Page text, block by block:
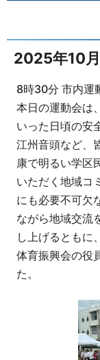
2025年10
8時30分 市内運
本日の運動会は
いった日頃の安
江州音頭など、
康で明るい学区
いただく地域コ
にも必要不可欠
ながら地域交流
し上げるともに
体育振興会の役
た。